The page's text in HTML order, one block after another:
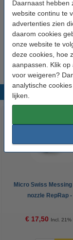
Daarnaast hebben
website continu te
advertenties zien
daarom cookies
onze website te
deze cookies, hoe
aanpassen. Klik
voor weigeren?
analytische
lijken.
Schroefdraad type:
Nozzle coating:
Ons Artikelnr:
Micro Swiss
nozzle RepRap -
mm
€ 17,50 Incl. 21%